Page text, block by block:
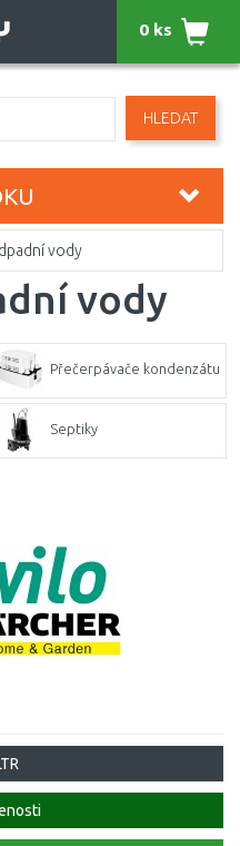
HLEDAT
0 ks
vody
vody
Přečerpávače kondenzátu
Septiky